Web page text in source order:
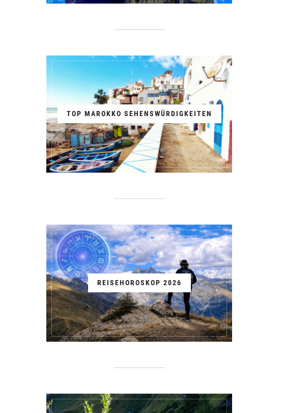
TOP MAROKKO SEHENSWÜRDIGKEITEN
REISEHOROSKOP 2026